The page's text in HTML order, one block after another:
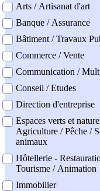
Arts / Artisanat d'art
Banque / Assurance
Bâtiment / Travaux
Commerce / Vente
Communication /
Conseil / Etudes
Direction d'entreprise
Espaces verts et
Agriculture / Pêche /
animaux
Hôtellerie -
Tourisme / Animation
Immobilier